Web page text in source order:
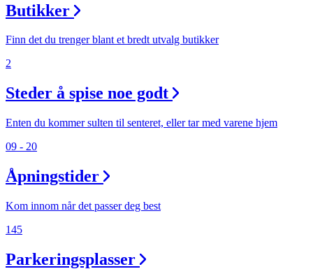
Butikker
Finn det du trenger blant et bredt utvalg butikker
2
Steder å spise noe godt
Enten du kommer sulten til senteret, eller tar med varene hjem
09 - 20
Åpningstider
Kom innom når det passer deg best
145
Parkeringsplasser